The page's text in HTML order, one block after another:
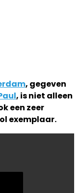
, gegeven
, is niet alleen
een zeer
exemplaar.